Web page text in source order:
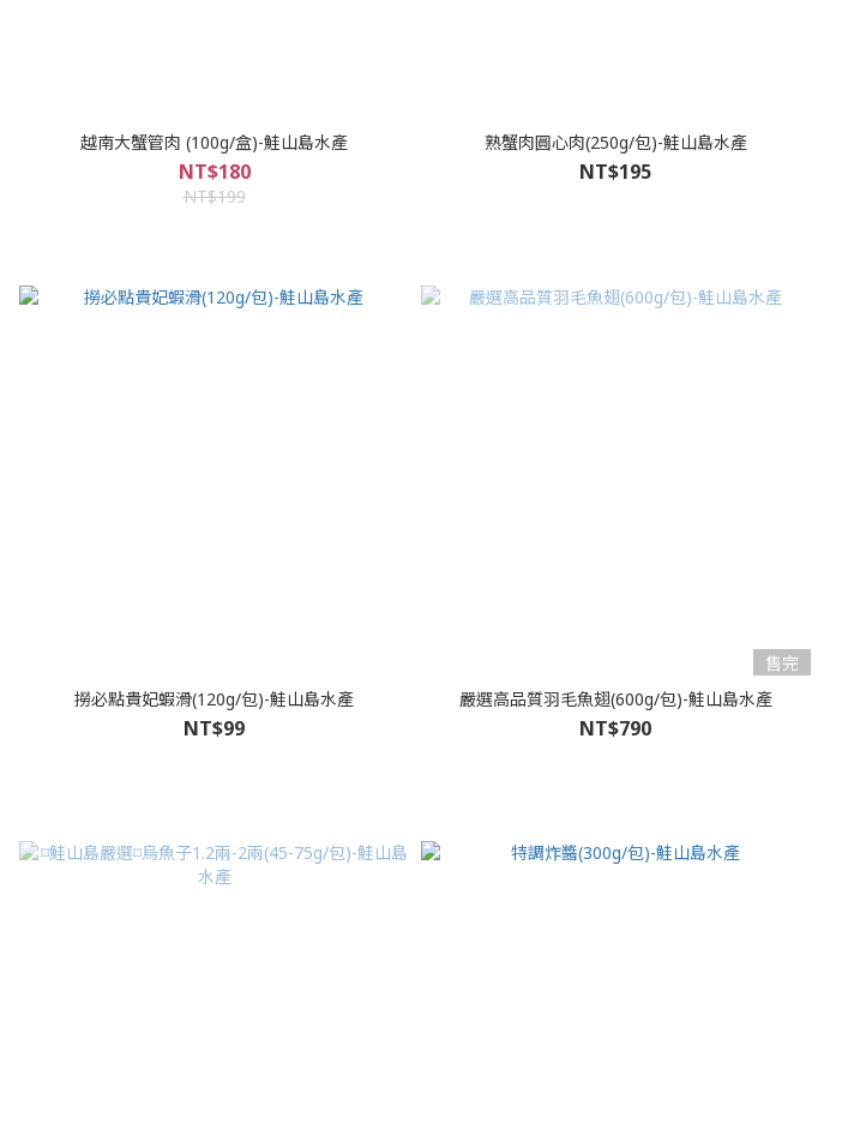
越南大蟹管肉 (100g/盒)-鮭山島水產
NT$180
NT$199
熟蟹肉圓心肉(250g/包)-鮭山島水產
NT$195
撈必點貴妃蝦滑(120g/包)-鮭山島水產
NT$99
售完
嚴選高品質羽毛魚翅(600g/包)-鮭山島水產
NT$790